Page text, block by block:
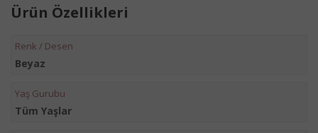
Ürün Özellikleri
Renk / Desen
Beyaz
Yaş Gurubu
Tüm Yaşlar